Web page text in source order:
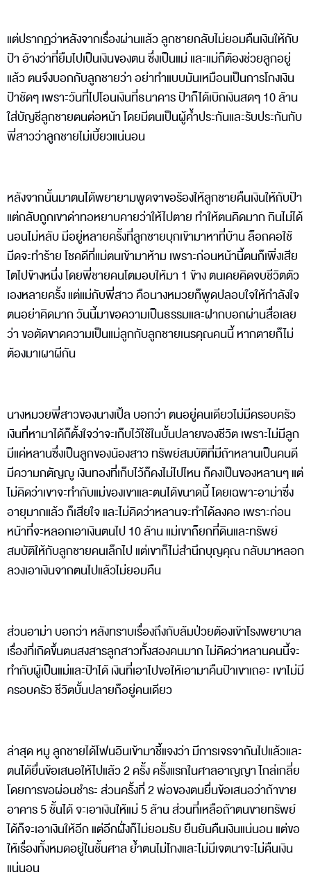
แต่ปรากฏว่าหลังจากเรื่องผ่านแล้ว ลูกชายกลับไม่ยอมคืนเงินให้กับ
ป้า อ้างว่าที่ยืมไปเป็นเงินของตน ซึ่งเป็นแม่ และแม่ก็ต้องช่วยลูกอยู่
แล้ว ตนจึงบอกกับลูกชายว่า อย่าทำแบบมันเหมือนเป็นการโกงเงิน
ป้าชัดๆ เพราะวันที่ไปโอนเงินที่ธนาคาร ป้าก็ได้เบิกเงินสดๆ 10 ล้าน
ใส่บัญชีลูกชายตนต่อหน้า โดยมีตนเป็นผู้ค้ำประกันและรับประกันกับ
พี่สาวว่าลูกชายไม่เบี้ยวแน่นอน
หลังจากนั้นมาตนได้พยายามพูดจาขอร้องให้ลูกชายคืนเงินให้กับป้า
แต่กลับถูกเขาด่าทอหยาบคายว่าให้ไปตาย ทำให้ตนคิดมาก กินไม่ได้
นอนไม่หลับ มีอยู่หลายครั้งที่ลูกชายบุกเข้ามาหาที่บ้าน ล็อกคอใช้
มีดจะทำร้าย โชคดีที่แม่ตนเข้ามาห้าม เพราะก่อนหน้านี้ตนก็เพิ่งเสีย
ไตไปข้างหนึ่ง โดยพี่ชายคนโตมอบให้มา 1 ข้าง ตนเคยคิดจบชีวิตตัว
เองหลายครั้ง แต่แม่กับพี่สาว คือนางหมวยก็พูดปลอบใจให้กำลังใจ
ตนอย่าคิดมาก วันนี้มาขอความเป็นธรรมและฝากบอกผ่านสื่อเลย
ว่า ขอตัดขาดความเป็นแม่ลูกกับลูกชายเนรคุณคนนี้ หากตายก็ไม่
ต้องมาเผาผีกัน
นางหมวยพี่สาวของนางเปิ้ล บอกว่า ตนอยู่คนเดียวไม่มีครอบครัว
เงินที่หามาได้ก็ตั้งใจว่าจะเก็บไว้ใช้ในบั้นปลายของชีวิต เพราะไม่มีลูก
มีแค่หลานซึ่งเป็นลูกของน้องสาว ทรัพย์สมบัติที่มีถ้าหลานเป็นคนดี
มีความกตัญญู เงินทองที่เก็บไว้ก็คงไม่ไปไหน ก็คงเป็นของหลานๆ แต่
ไม่คิดว่าเขาจะทำกับแม่ของเขาและตนได้ขนาดนี้ โดยเฉพาะอาม่าซึ่ง
อายุมากแล้ว ก็เสียใจ และไม่คิดว่าหลานจะทำได้ลงคอ เพราะก่อน
หน้าที่จะหลอกเอาเงินตนไป 10 ล้าน แม่เขาก็ยกที่ดินและทรัพย์
สมบัติให้กับลูกชายคนเล็กไป แต่เขาก็ไม่สำนึกบุญคุณ กลับมาหลอก
ลวงเอาเงินจากตนไปแล้วไม่ยอมคืน
ส่วนอาม่า บอกว่า หลังทราบเรื่องถึงกับล้มป่วยต้องเข้าโรงพยาบาล
เรื่องที่เกิดขึ้นตนสงสารลูกสาวทั้งสองคนมาก ไม่คิดว่าหลานคนนี้จะ
ทำกับผู้เป็นแม่และป้าได้ เงินที่เอาไปขอให้เอามาคืนป้าเขาเถอะ เขาไม่มี
ครอบครัว ชีวิตบั้นปลายก็อยู่คนเดียว
ล่าสุด หมู ลูกชายได้โฟนอินเข้ามาชี้แจงว่า มีการเจรจากันไปแล้วและ
ตนได้ยื่นข้อเสนอให้ไปแล้ว 2 ครั้ง ครั้งแรกในศาลอาญญา ไกล่เกลี่ย
โดยการขอผ่อนชำระ ส่วนครั้งที่ 2 พ่อของตนยื่นข้อเสนอว่าถ้าขาย
อาคาร 5 ชั้นได้ จะเอาเงินให้แม่ 5 ล้าน ส่วนที่เหลือถ้าตนขายทรัพย์
ได้ก็จะเอาเงินให้อีก แต่อีกฝั่งก็ไม่ยอมรับ ยืนยันคืนเงินแน่นอน แต่ขอ
ให้เรื่องทั้งหมดอยู่ในชั้นศาล ย้ำตนไม่โกงและไม่มีเจตนาจะไม่คืนเงิน
แน่นอน